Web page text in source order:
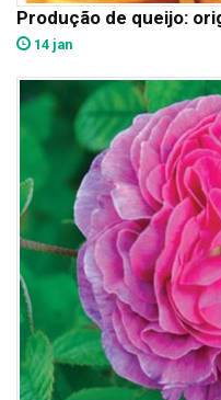
Produção de queijo:
14 jan